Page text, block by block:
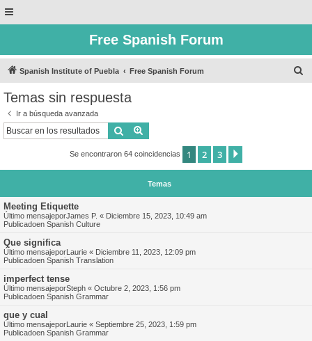
Free Spanish Forum
Spanish Institute of Puebla Free Spanish Forum
Temas sin respuesta
Ir a búsqueda avanzada
Buscar
Se encontraron 64 coincidencias 1 2 3
Temas
Meeting Etiquette
Último mensajeporJames P. « Diciembre 15, 2023, 10:49 am
Publicadoen Spanish Culture
Que significa
Último mensajeporLaurie « Diciembre 11, 2023, 12:09 pm
Publicadoen Spanish Translation
imperfect tense
Último mensajeporSteph « Octubre 2, 2023, 1:56 pm
Publicadoen Spanish Grammar
que y cual
Último mensajeporLaurie « Septiembre 25, 2023, 1:59 pm
Publicadoen Spanish Grammar